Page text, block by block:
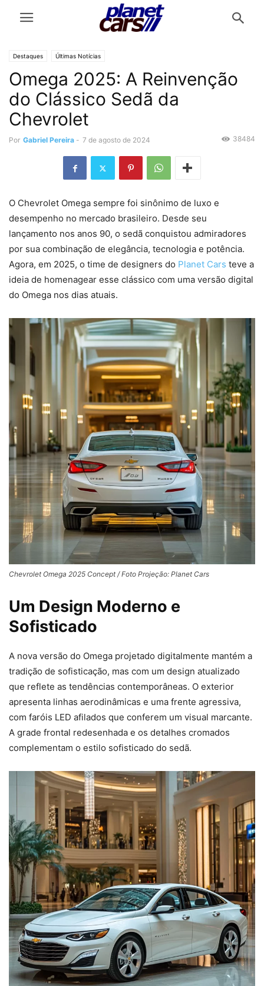
Destaques Últimas Notícias
Omega 2025: A Reinvenção
do Clássico Sedã da
Chevrolet
Por Gabriel Pereira - 7 de agosto de 2024 38484
O Chevrolet Omega sempre foi sinônimo de luxo e
desempenho no mercado brasileiro. Desde seu
lançamento nos anos 90, o sedã conquistou admiradores
por sua combinação de elegância, tecnologia e potência.
Agora, em 2025, o time de designers do Planet Cars teve a
ideia de homenagear esse clássico com uma versão digital
do Omega nos dias atuais.
Chevrolet Omega 2025 Concept / Foto Projeção: Planet Cars
Um Design Moderno e
Sofisticado
A nova versão do Omega projetado digitalmente mantém a
tradição de sofisticação, mas com um design atualizado
que reflete as tendências contemporâneas. O exterior
apresenta linhas aerodinâmicas e uma frente agressiva,
com faróis LED afilados que conferem um visual marcante.
A grade frontal redesenhada e os detalhes cromados
complementam o estilo sofisticado do sedã.